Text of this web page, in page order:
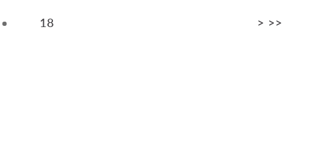
18 > >>